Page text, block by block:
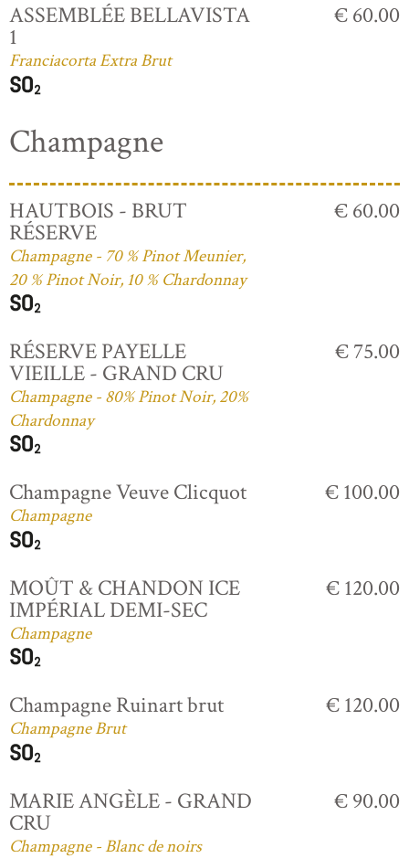
ASSEMBLÉE BELLAVISTA
1
Franciacorta Extra Brut
€ 60.00
Champagne
HAUTBOIS - BRUT
RÉSERVE
Champagne - 70 % Pinot Meunier,
20 % Pinot Noir, 10 % Chardonnay
€ 60.00
RÉSERVE PAYELLE
VIEILLE - GRAND CRU
Champagne - 80% Pinot Noir, 20%
Chardonnay
€ 75.00
Champagne Veuve Clicquot
Champagne
€ 100.00
MOÛT & CHANDON ICE
IMPÉRIAL DEMI-SEC
Champagne
€ 120.00
Champagne Ruinart brut
Champagne Brut
€ 120.00
MARIE ANGÈLE - GRAND
CRU
Champagne - Blanc de noirs
€ 90.00